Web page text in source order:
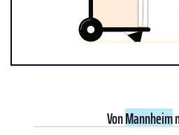
VonMannheim